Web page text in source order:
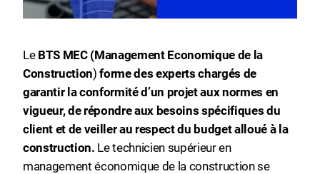
Le BTS MEC (Management Economique de la
Construction) forme des experts chargés de
garantir la conformité d’un projet aux normes en
vigueur, de répondre aux besoins spécifiques du
client et de veiller au respect du budget alloué à la
construction. Le technicien supérieur en
management économique de la construction se